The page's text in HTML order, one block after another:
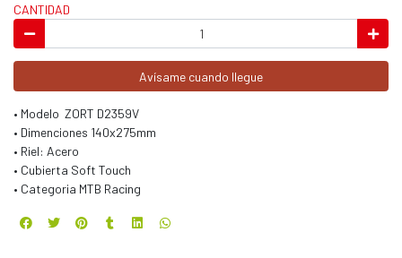
CANTIDAD
Avísame cuando llegue
• Modelo ZORT D2359V
• Dimenciones 140x275mm
• Riel: Acero
• Cubierta Soft Touch
• Categoria MTB Racing